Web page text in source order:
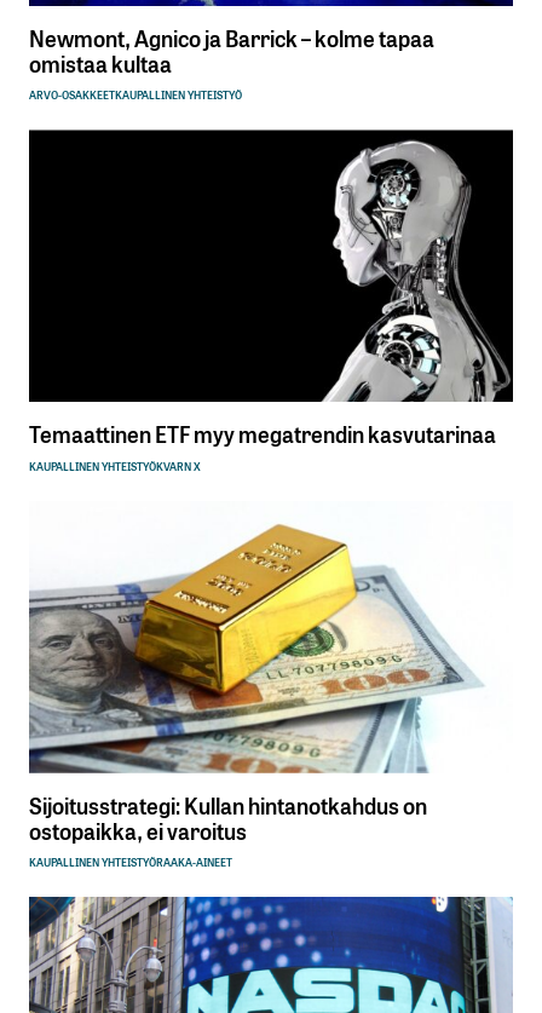
Newmont, Agnico ja Barrick – kolme tapaa
omistaa kultaa
ARVO-OSAKKEETKAUPALLINEN YHTEISTYÖ
Temaattinen ETF myy megatrendin kasvutarinaa
KAUPALLINEN YHTEISTYÖKVARN X
Sijoitusstrategi: Kullan hintanotkahdus on
ostopaikka, ei varoitus
KAUPALLINEN YHTEISTYÖRAAKA-AINEET